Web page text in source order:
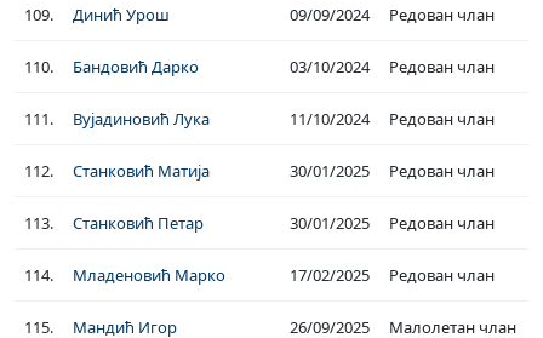
109. Динић Урош 09/09/2024 Редован члан
110. Бандовић Дарко 03/10/2024 Редован члан
111. Вујадиновић Лука 11/10/2024 Редован члан
112. Станковић Матија 30/01/2025 Редован члан
113. Станковић Петар 30/01/2025 Редован члан
114. Младеновић Марко 17/02/2025 Редован члан
115. Мандић Игор 26/09/2025 Малолетан члан